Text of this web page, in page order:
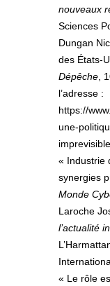
nouveaux
Sciences
Dungan
des États-
Dépêche ,
l’adresse :
https://
une-
« Industrie
synergies
Monde
Laroche
l’actualité
« Le rôle